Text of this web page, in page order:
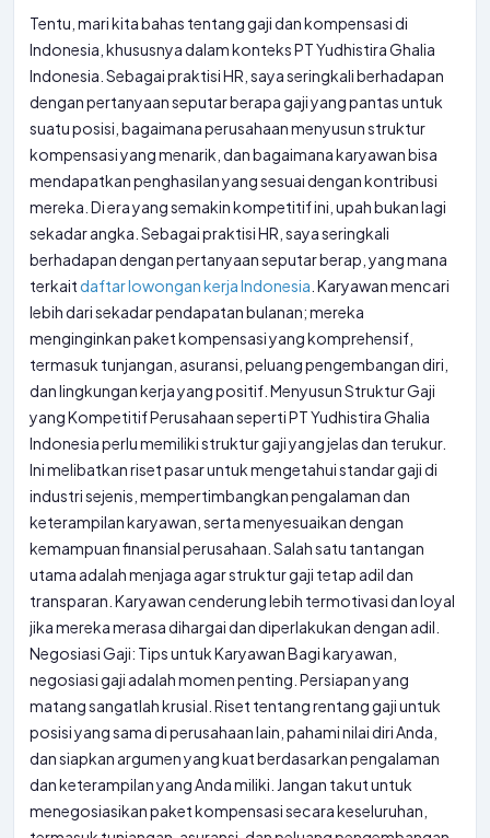
Tentu, mari kita bahas tentang gaji dan kompensasi di
Indonesia, khususnya dalam konteks PT Yudhistira Ghalia
Indonesia. Sebagai praktisi HR, saya seringkali berhadapan
dengan pertanyaan seputar berapa gaji yang pantas untuk
suatu posisi, bagaimana perusahaan menyusun struktur
kompensasi yang menarik, dan bagaimana karyawan bisa
mendapatkan penghasilan yang sesuai dengan kontribusi
mereka. Di era yang semakin kompetitif ini, upah bukan lagi
sekadar angka. Sebagai praktisi HR, saya seringkali
berhadapan dengan pertanyaan seputar berap, yang mana
terkait daftar lowongan kerja Indonesia . Karyawan mencari
lebih dari sekadar pendapatan bulanan; mereka
menginginkan paket kompensasi yang komprehensif,
termasuk tunjangan, asuransi, peluang pengembangan diri,
dan lingkungan kerja yang positif. Menyusun Struktur Gaji
yang Kompetitif Perusahaan seperti PT Yudhistira Ghalia
Indonesia perlu memiliki struktur gaji yang jelas dan terukur.
Ini melibatkan riset pasar untuk mengetahui standar gaji di
industri sejenis, mempertimbangkan pengalaman dan
keterampilan karyawan, serta menyesuaikan dengan
kemampuan finansial perusahaan. Salah satu tantangan
utama adalah menjaga agar struktur gaji tetap adil dan
transparan. Karyawan cenderung lebih termotivasi dan loyal
jika mereka merasa dihargai dan diperlakukan dengan adil.
Negosiasi Gaji: Tips untuk Karyawan Bagi karyawan,
negosiasi gaji adalah momen penting. Persiapan yang
matang sangatlah krusial. Riset tentang rentang gaji untuk
posisi yang sama di perusahaan lain, pahami nilai diri Anda,
dan siapkan argumen yang kuat berdasarkan pengalaman
dan keterampilan yang Anda miliki. Jangan takut untuk
menegosiasikan paket kompensasi secara keseluruhan,